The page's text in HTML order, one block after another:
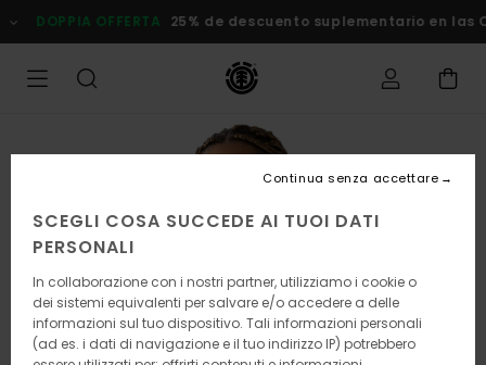
alle
informazioni
prodotto
DOPPIA OFFERTA 25% de descuento suplementario en las
SCEGLI COSA SUCCEDE AI TUOI DATI
PERSONALI
In collaborazione con i nostri partner, utilizziamo i cookie o
dei sistemi equivalenti per salvare e/o accedere a delle
informazioni sul tuo dispositivo. Tali informazioni personali
(ad es. i dati di navigazione e il tuo indirizzo IP) potrebbero
Continua senza accettare